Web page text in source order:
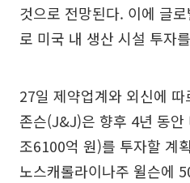
것으로 전망된다. 이에 글
로 미국 내 생산 시설 투자
27일 제약업계와 외신에
존슨(J&J)은 향후 4년 동
조6100억 원)를 투자할 계
노스캐롤라이나주 윌슨에